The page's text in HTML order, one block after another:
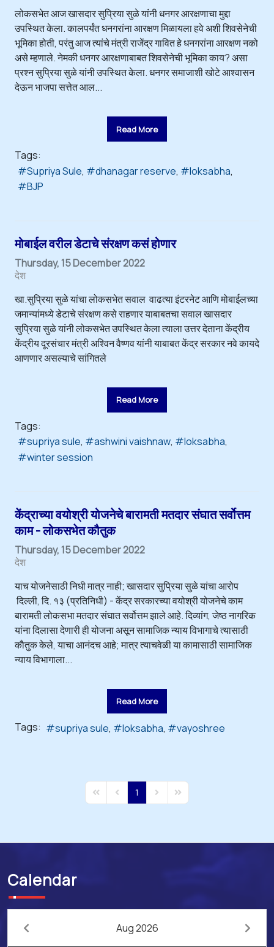
लोकसभेत आज खासदार सुप्रिया सुळे यांनी धनगर आरक्षणाचा मुद्दा
उपस्थित केला. कालपर्यंत धनगरांना आरक्षण मिळायला हवे अशी शिवसेनेची
भूमिका होती, परंतु आज त्यांचे मंत्री राजेंद्र गावित हे धनगरांना आरक्षण नको
असे म्हणाले. नेमकी धनगर आरक्षणाबाबत शिवसेनेची भूमिका काय? असा
प्रश्न सुप्रिया सुळे यांनी उपस्थित केला. धनगर समाजाशी खोटे आश्वासन
देऊन भाजपा सत्तेत आल...
Read More
Tags:
Supriya Sule
dhanagar reserve
loksabha
BJP
मोबाईल वरील डेटाचे संरक्षण कसं होणार
Thursday, 15 December 2022
देश
खा.सुप्रिया सुळे यांचा लोकसभेत सवाल वाढत्या इंटरनेट आणि मोबाईलच्या
जमान्यांमध्ये डेटाचे संरक्षण कसे राहणार याबाबतचा सवाल खासदार
सुप्रिया सुळे यांनी लोकसभेत उपस्थित केला त्याला उत्तर देताना केंद्रीय
केंद्रीय दूरसंचार मंत्री अश्विन वैष्णव यांनी याबाबत केंद्र सरकार नवे कायदे
आणणार असल्याचे सांगितले
Read More
Tags:
supriya sule
ashwini vaishnaw
loksabha
winter session
केंद्राच्या वयोश्री योजनेचे बारामती मतदार संघात सर्वोत्तम
काम - लोकसभेत कौतुक
Thursday, 15 December 2022
देश
याच योजनेसाठी निधी मात्र नाही; खासदार सुप्रिया सुळे यांचा आरोप
दिल्ली, दि. १३ (प्रतिनिधी) - केंद्र सरकारच्या वयोश्री योजनेचे काम
बारामती लोकसभा मतदार संघात सर्वोत्तम झाले आहे. दिव्यांग, जेष्ठ नागरिक
यांना दिलासा देणारी ही योजना असून सामाजिक न्याय विभागाचे त्यासाठी
काैतुक केले, याचा आनंदच आहे; मात्र त्याचवेळी या कामासाठी सामाजिक
न्याय विभागाला...
Read More
Tags: supriya sule loksabha vayoshree
First PagePrevious Page
1 Next PageLast Page
Calendar
Aug 2026